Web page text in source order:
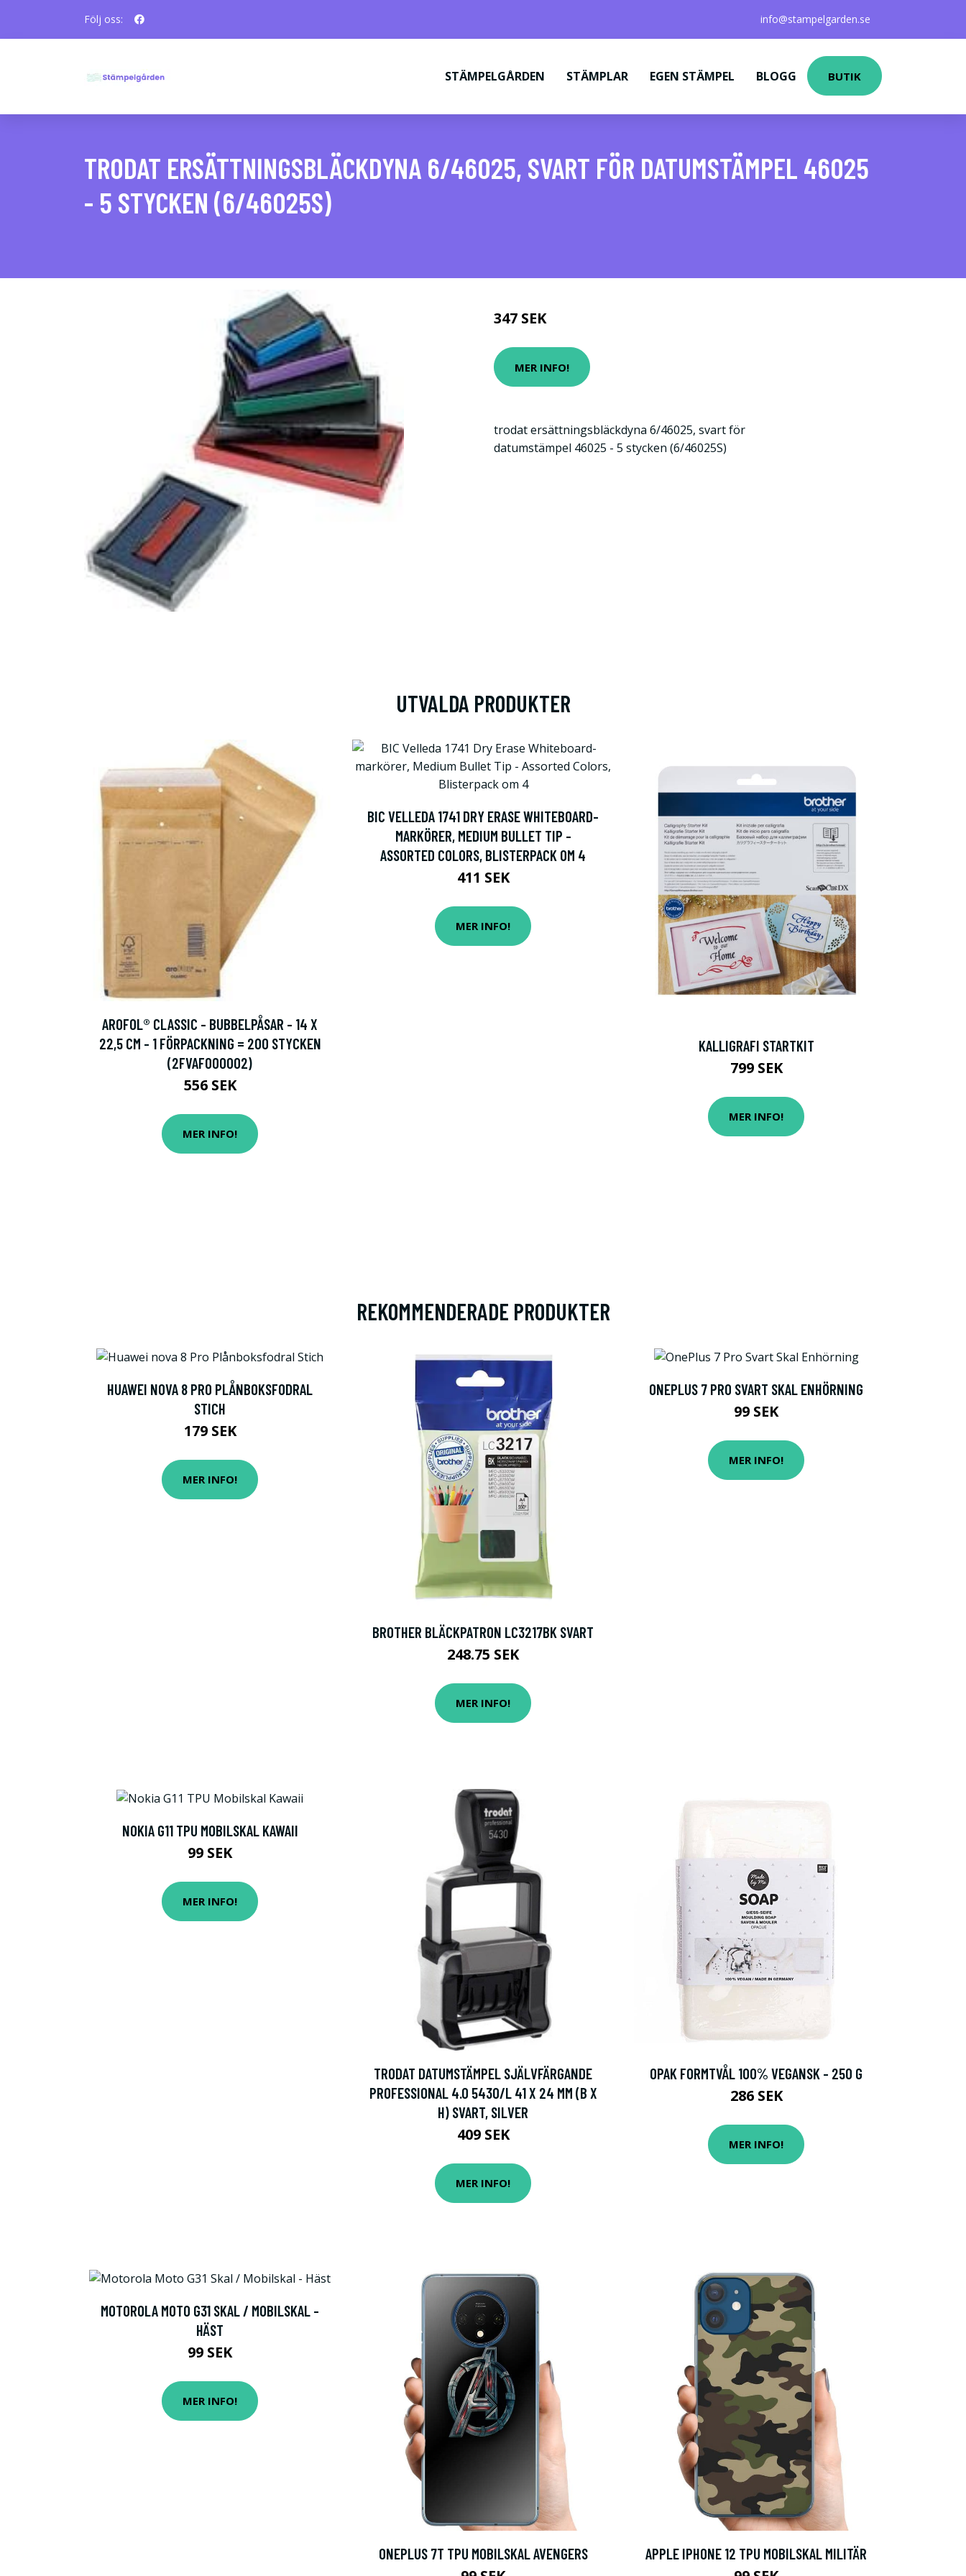
Följ oss: info@stampelgarden.se
STÄMPELGÅRDEN STÄMPLAR EGEN STÄMPEL BLOGG BUTIK
TRODAT ERSÄTTNINGSBLÄCKDYNA 6/46025, SVART FÖR DATUMSTÄMPEL 46025
- 5 STYCKEN (6/46025S)
347 SEK
MER INFO!
trodat ersättningsbläckdyna 6/46025, svart för
datumstämpel 46025 - 5 stycken (6/46025S)
UTVALDA PRODUKTER
AROFOL® CLASSIC - BUBBELPÅSAR - 14 X
22,5 CM - 1 FÖRPACKNING = 200 STYCKEN
(2FVAF000002)
556 SEK
MER INFO!
BIC VELLEDA 1741 DRY ERASE WHITEBOARD-
MARKÖRER, MEDIUM BULLET TIP -
ASSORTED COLORS, BLISTERPACK OM 4
411 SEK
MER INFO!
KALLIGRAFI STARTKIT
799 SEK
MER INFO!
REKOMMENDERADE PRODUKTER
HUAWEI NOVA 8 PRO PLÅNBOKSFODRAL
STICH
179 SEK
MER INFO!
BROTHER BLÄCKPATRON LC3217BK SVART
248.75 SEK
MER INFO!
ONEPLUS 7 PRO SVART SKAL ENHÖRNING
99 SEK
MER INFO!
NOKIA G11 TPU MOBILSKAL KAWAII
99 SEK
MER INFO!
TRODAT DATUMSTÄMPEL SJÄLVFÄRGANDE
PROFESSIONAL 4.0 5430/L 41 X 24 MM (B X
H) SVART, SILVER
409 SEK
MER INFO!
OPAK FORMTVÅL 100% VEGANSK - 250 G
286 SEK
MER INFO!
MOTOROLA MOTO G31 SKAL / MOBILSKAL -
HÄST
99 SEK
MER INFO!
ONEPLUS 7T TPU MOBILSKAL AVENGERS APPLE IPHONE 12 TPU MOBILSKAL MILITÄR